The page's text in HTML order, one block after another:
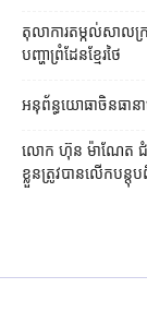
តុលាការ​តម្កល់​សាលក្
បញ្ហា​ព្រំដែន​ខ្មែរ​ថៃ
អនុព័ន្ធយោធា​ចិន​ធានា​
លោក ហ៊ុន ម៉ាណែត ជំរុ
ខ្លួន​ត្រូវ​បាន​លើក​បន្តុ